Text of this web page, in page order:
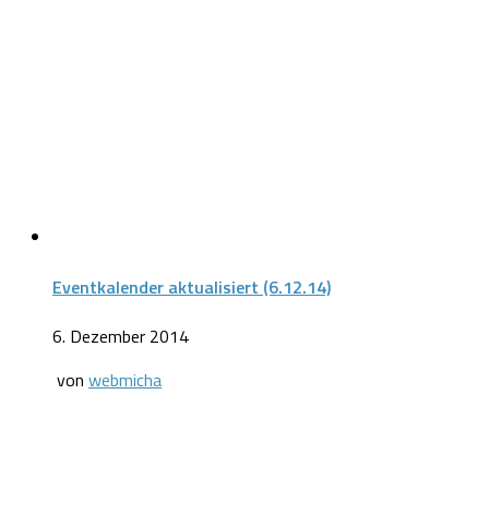
Eventkalender aktualisiert (6.12.14)
6. Dezember 2014
von webmicha